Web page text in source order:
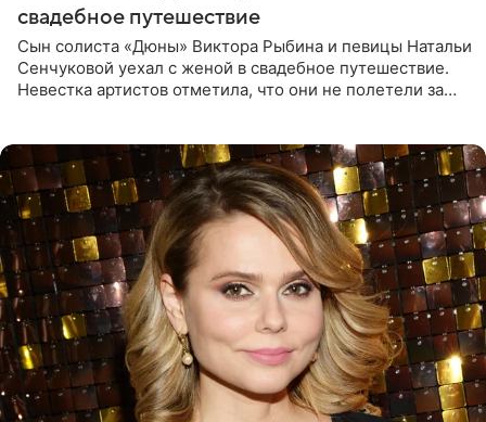
свадебное путешествие
Сын солиста «Дюны» Виктора Рыбина и певицы Натальи
Сенчуковой уехал с женой в свадебное путешествие.
Невестка артистов отметила, что они не полетели за